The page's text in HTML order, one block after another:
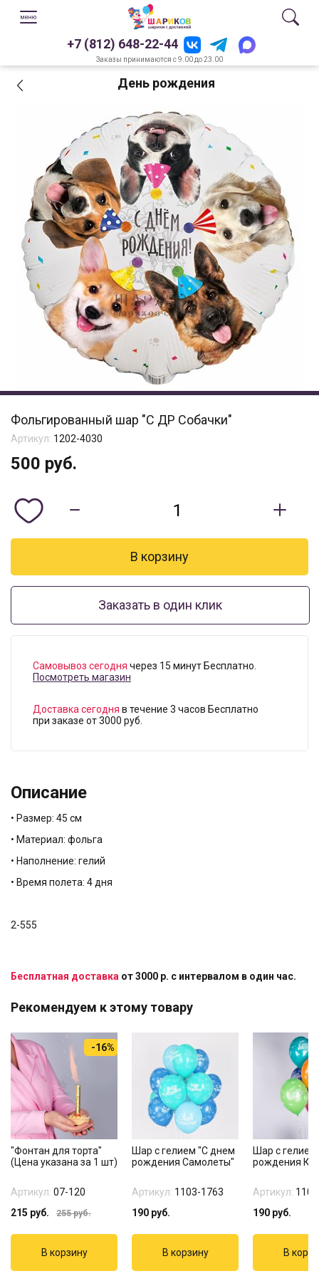
+7 (812) 648-22-44
Заказы принимаются с 9.00 до 23.00
День рождения
Фольгированный шар "С ДР Собачки"
Артикул: 1202-4030
500 руб.
Заказать в один клик
Самовывоз сегодня через 15 минут Бесплатно.
Посмотреть магазин
Доставка сегодня в течение 3 часов Бесплатно
при заказе от 3000 руб.
Описание
• Размер: 45 см
• Материал: фольга
• Наполнение: гелий
• Время полета: 4 дня
2-555
Бесплатная доставка от 3000 р. с интервалом в один час.
Рекомендуем к этому товару
-16%
"Фонтан для торта"
(Цена указана за 1 шт)
Артикул: 07-120
215 руб. 255руб.
Шар с гелием "С днем
рождения Самолеты"
Артикул: 1103-1763
190 руб.
Шар с
рождения
Артикул:
190 руб.